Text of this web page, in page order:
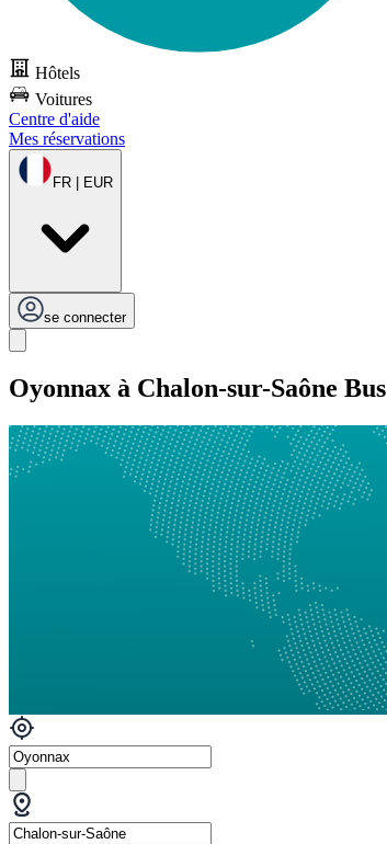
Hôtels
Voitures
Centre d'aide
Mes réservations
FR | EUR
se connecter
Oyonnax à Chalon-sur-Saône Bus